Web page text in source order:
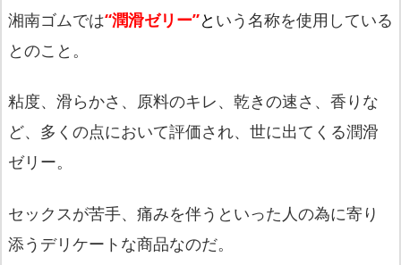
湘南ゴムでは“潤滑ゼリー”と いう名称を使用している
とのこと。
粘度、滑らかさ、原料のキレ、乾きの速さ、香りな
ど、 多くの点において評価され、世に出てくる潤滑
ゼリー。
セックスが苦手、 痛みを伴うといった人の為に寄り
添うデリケートな商品なのだ。